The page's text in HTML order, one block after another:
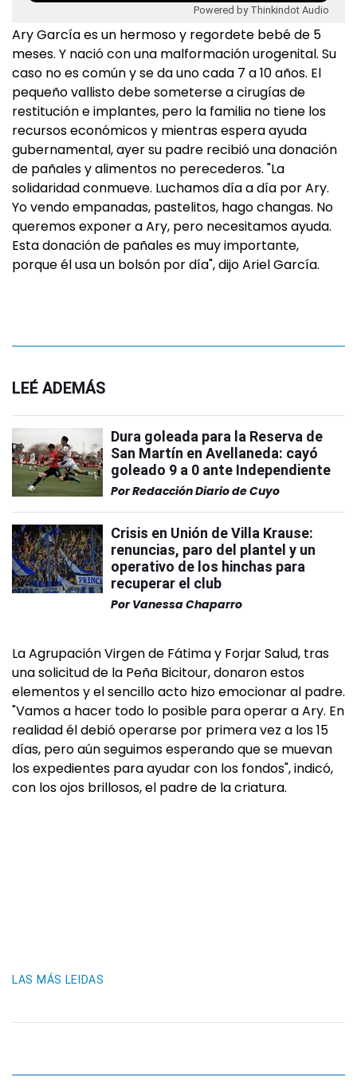
Powered by Thinkindot Audio
Ary García es un hermoso y regordete bebé de 5
meses. Y nació con una malformación urogenital. Su
caso no es común y se da uno cada 7 a 10 años. El
pequeño vallisto debe someterse a cirugías de
restitución e implantes, pero la familia no tiene los
recursos económicos y mientras espera ayuda
gubernamental, ayer su padre recibió una donación
de pañales y alimentos no perecederos. "La
solidaridad conmueve. Luchamos día a día por Ary.
Yo vendo empanadas, pastelitos, hago changas. No
queremos exponer a Ary, pero necesitamos ayuda.
Esta donación de pañales es muy importante,
porque él usa un bolsón por día", dijo Ariel García.
LEÉ ADEMÁS
Dura goleada para la Reserva de
San Martín en Avellaneda: cayó
goleado 9 a 0 ante Independiente
PorRedacción Diario de Cuyo
Crisis en Unión de Villa Krause:
renuncias, paro del plantel y un
operativo de los hinchas para
recuperar el club
Por Vanessa Chaparro
La Agrupación Virgen de Fátima y Forjar Salud, tras
una solicitud de la Peña Bicitour, donaron estos
elementos y el sencillo acto hizo emocionar al padre.
"Vamos a hacer todo lo posible para operar a Ary. En
realidad él debió operarse por primera vez a los 15
días, pero aún seguimos esperando que se muevan
los expedientes para ayudar con los fondos", indicó,
con los ojos brillosos, el padre de la criatura.
LAS MÁS LEIDAS